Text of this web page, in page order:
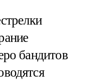
бандитов